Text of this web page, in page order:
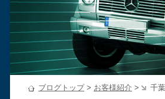
ブログトップ> お客様紹介 > 千